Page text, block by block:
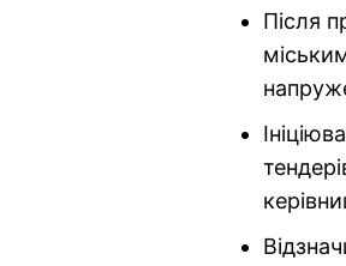
Після